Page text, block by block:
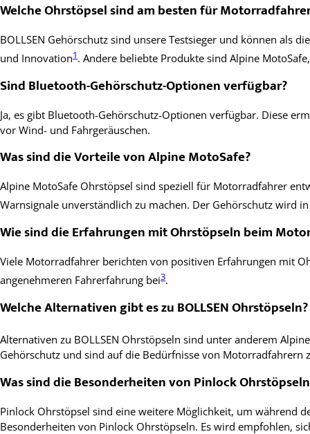
Welche Ohrstöpsel sind am besten für
BOLLSEN Gehörschutz sind unsere Testsieger und können als
und Innovation1. Andere beliebte Produkte sind Alpine
Sind Bluetooth-Gehörschutz-Optionen verfügbar?
Ja, es gibt Bluetooth-Gehörschutz-Optionen verfügbar. Diese
vor Wind- und Fahrgeräuschen.
Was sind die Vorteile von Alpine MotoSafe?
Alpine MotoSafe Ohrstöpsel sind speziell für Motorradfahrer
Warnsignale unverständlich zu machen. Der Gehörschutz wird
Wie sind die Erfahrungen mit Ohrstöpseln beim
Viele Motorradfahrer berichten von positiven Erfahrungen mit
angenehmeren Fahrerfahrung bei3.
Welche Alternativen gibt es zu BOLLSEN Ohrstöpseln?
Alternativen zu BOLLSEN Ohrstöpseln sind unter anderem
Gehörschutz und sind auf die Bedürfnisse von Motorradfahrern
Was sind die Besonderheiten von Pinlock
Pinlock Ohrstöpsel sind eine weitere Möglichkeit, um während
Besonderheiten von Pinlock Ohrstöpseln. Es wird empfohlen,